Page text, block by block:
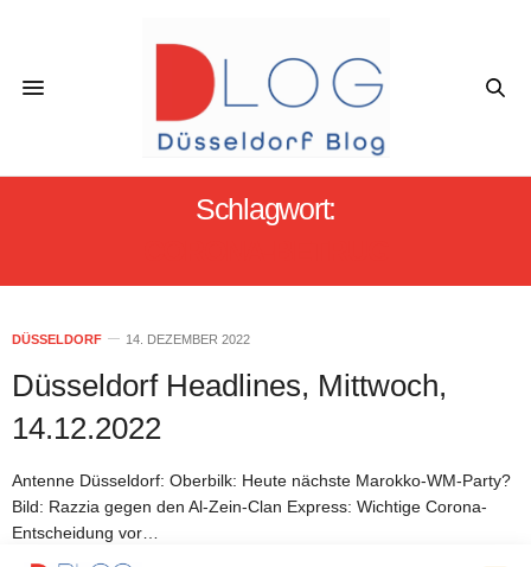
Schlagwort:
DÜSSELDORF 14. DEZEMBER 2022
Düsseldorf Headlines, Mittwoch,
14.12.2022
Antenne Düsseldorf: Oberbilk: Heute nächste Marokko-WM-Party?
Bild: Razzia gegen den Al-Zein-Clan Express: Wichtige Corona-
Entscheidung vor…